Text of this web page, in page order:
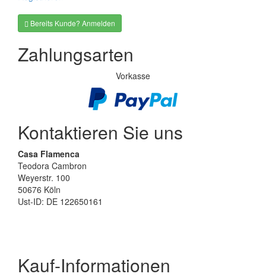
Bereits Kunde? Anmelden
Zahlungsarten
Vorkasse
Kontaktieren Sie uns
Casa Flamenca
Teodora Cambron
Weyerstr. 100
50676 Köln
Ust-ID: DE 122650161
Kauf-Informationen